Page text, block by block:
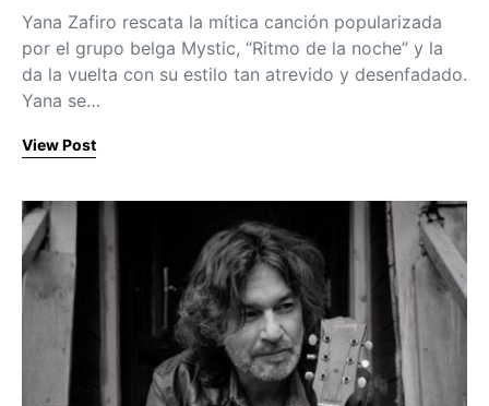
Yana Zafiro rescata la mítica canción popularizada
por el grupo belga Mystic, “Ritmo de la noche” y la
da la vuelta con su estilo tan atrevido y desenfadado.
Yana se…
View Post